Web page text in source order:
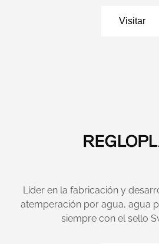
Visitar
Líder en la fabricación y
atemperación por agua, agua
siempre con el sello